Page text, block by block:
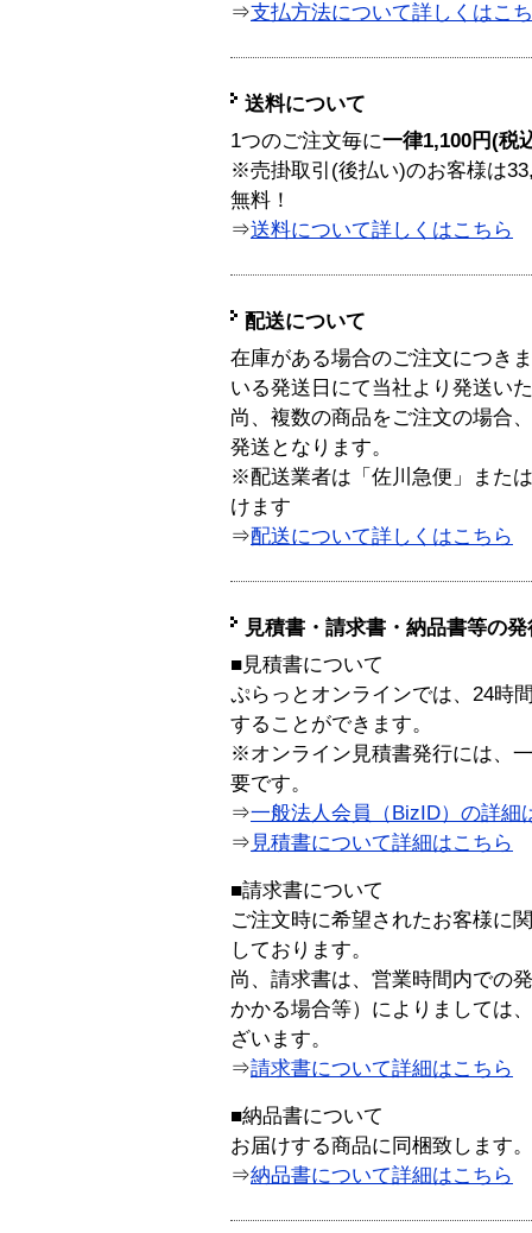
⇒支払方法について詳しくはこ
送料について
1つのご注文毎に一律1,100円(税
※売掛取引(後払い)のお客様は
無料！
⇒送料について詳しくはこちら
配送について
在庫がある場合のご注文につき
いる発送日にて当社より発送い
尚、複数の商品をご注文の場合
発送となります。
※配送業者は「佐川急便」また
けます
⇒配送について詳しくはこちら
見積書・請求書・納品書等の
■見積書について
ぷらっとオンラインでは、24時
することができます。
※オンライン見積書発行には、
要です。
⇒一般法人会員（BizID）の詳細
⇒ 見積書について詳細はこちら
■請求書について
ご注文時に希望されたお客様に
しております。
尚、請求書は、営業時間内での
かかる場合等）によりましては
ざいます。
⇒請求書について詳細はこちら
■納品書について
お届けする商品に同梱致します。
⇒納品書について詳細はこちら